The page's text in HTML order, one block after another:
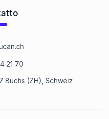
21 70
Buchs (ZH), Schweiz